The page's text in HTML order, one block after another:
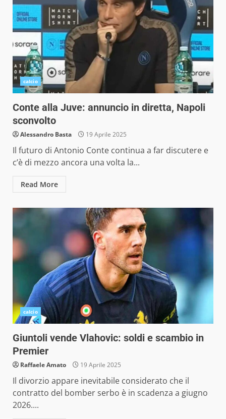
calcio
Conte alla Juve: annuncio in diretta, Napoli
sconvolto
Alessandro Basta 19 Aprile 2025
Il futuro di Antonio Conte continua a far discutere e
c’è di mezzo ancora una volta la...
Read More
calcio
Giuntoli vende Vlahovic: soldi e scambio in
Premier
Raffaele Amato 19 Aprile 2025
Il divorzio appare inevitabile considerato che il
contratto del bomber serbo è in scadenza a giugno
2026....